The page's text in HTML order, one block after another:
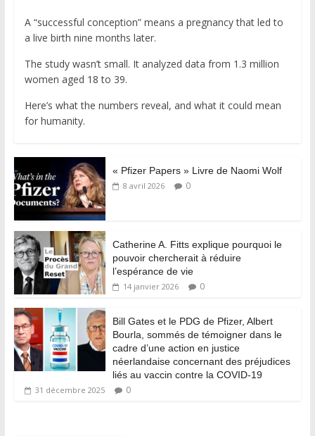
A “successful conception” means a pregnancy that led to
a live birth nine months later.
The study wasn’t small. It analyzed data from 1.3 million
women aged 18 to 39.
Here’s what the numbers reveal, and what it could mean
for humanity.
« Pfizer Papers » Livre de Naomi Wolf
8 avril 2026 0
Catherine A. Fitts explique pourquoi le
pouvoir chercherait à réduire
l’espérance de vie
14 janvier 2026 0
Bill Gates et le PDG de Pfizer, Albert
Bourla, sommés de témoigner dans le
cadre d’une action en justice
néerlandaise concernant des préjudices
liés au vaccin contre la COVID-19
31 décembre 2025 0